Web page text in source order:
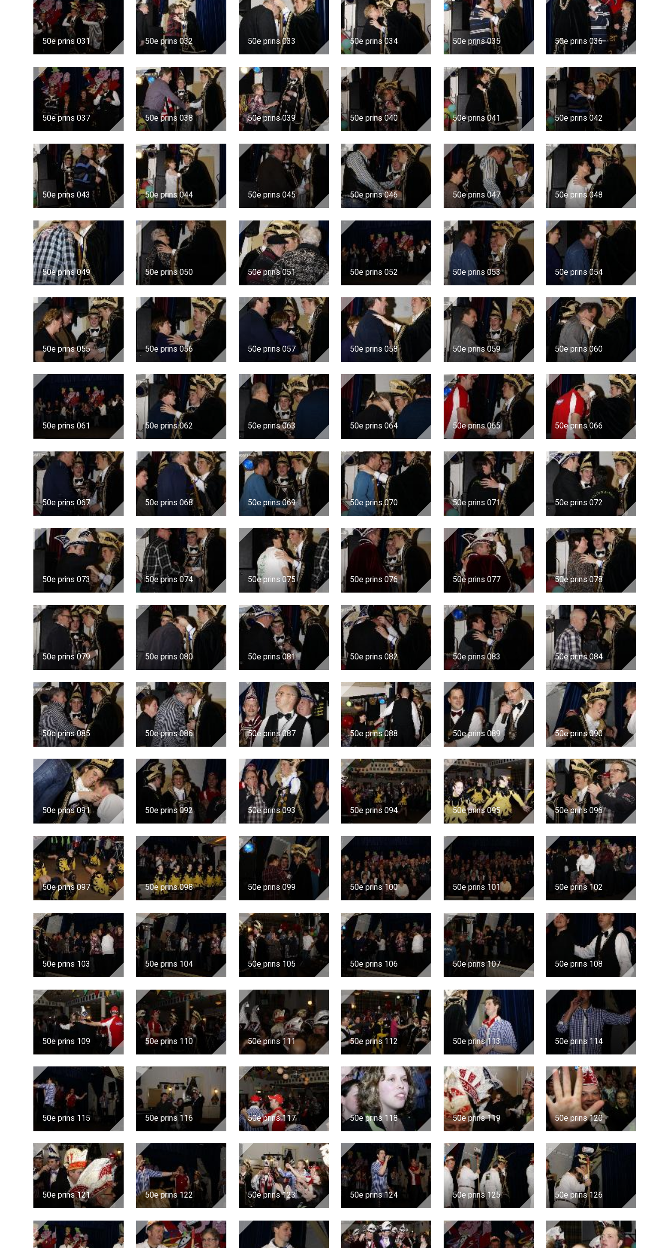
50e prins 031 50e prins 032 50e prins 033 50e prins 034 50e prins 035 50e prins 036
50e prins 037 50e prins 038 50e prins 039 50e prins 040 50e prins 041 50e prins 042
50e prins 043 50e prins 044 50e prins 045 50e prins 046 50e prins 047 50e prins 048
50e prins 049 50e prins 050 50e prins 051 50e prins 052 50e prins 053 50e prins 054
50e prins 055 50e prins 056 50e prins 057 50e prins 058 50e prins 059 50e prins 060
50e prins 061 50e prins 062 50e prins 063 50e prins 064 50e prins 065 50e prins 066
50e prins 067 50e prins 068 50e prins 069 50e prins 070 50e prins 071 50e prins 072
50e prins 073 50e prins 074 50e prins 075 50e prins 076 50e prins 077 50e prins 078
50e prins 079 50e prins 080 50e prins 081 50e prins 082 50e prins 083 50e prins 084
50e prins 085 50e prins 086 50e prins 087 50e prins 088 50e prins 089 50e prins 090
50e prins 091 50e prins 092 50e prins 093 50e prins 094 50e prins 095 50e prins 096
50e prins 097 50e prins 098 50e prins 099 50e prins 100 50e prins 101 50e prins 102
50e prins 103 50e prins 104 50e prins 105 50e prins 106 50e prins 107 50e prins 108
50e prins 109 50e prins 110 50e prins 111 50e prins 112 50e prins 113 50e prins 114
50e prins 115 50e prins 116 50e prins 117 50e prins 118 50e prins 119 50e prins 120
50e prins 121 50e prins 122 50e prins 123 50e prins 124 50e prins 125 50e prins 126